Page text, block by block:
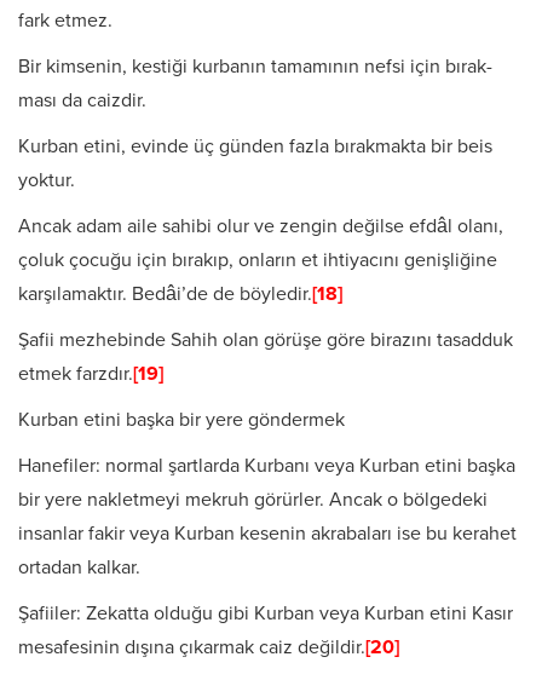
fark etmez.
Bir kimsenin, kestiği kurbanın tamamının nefsi için bırak­
ması da caizdir.
Kurban etini, evinde üç günden fazla bırakmakta bir beis
yoktur.
Ancak adam aile sahibi olur ve zengin değilse efdâl olanı,
çoluk çocuğu için bırakıp, onların et ihtiyacını genişliğine
karşılamaktır. Bedâi’de de böyledir.[18]
Şafii mezhebinde Sahih olan görüşe göre birazını tasadduk
etmek farzdır.[19]
Kurban etini başka bir yere göndermek
Hanefiler: normal şartlarda Kurbanı veya Kurban etini başka
bir yere nakletmeyi mekruh görürler. Ancak o bölgedeki
insanlar fakir veya Kurban kesenin akrabaları ise bu kerahet
ortadan kalkar.
Şafiiler: Zekatta olduğu gibi Kurban veya Kurban etini Kasır
mesafesinin dışına çıkarmak caiz değildir.[20]